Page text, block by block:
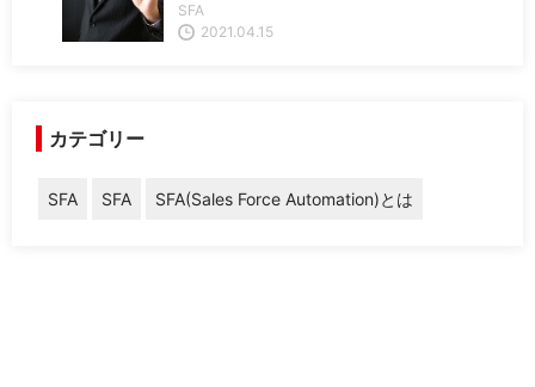
2021.04.15
SFA
カテゴリー
SFA SFA SFA(Sales Force Automation)とは